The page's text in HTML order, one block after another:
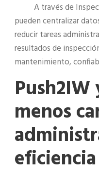
A través de
pueden centralizar
reducir tareas
resultados de
mantenimiento,
menos
eficiencia